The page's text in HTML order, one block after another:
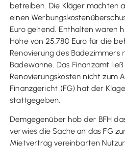
betreiben. Die Kläger machten
einen
Euro geltend. Enthalten waren
Höhe von 25.780 Euro für die
Renovierung des Badezimmers
Badewanne. Das Finanzamt
Renovierungskosten nicht zum
Finanzgericht (FG) hat der
stattgegeben.
Demgegenüber hob der BFH
verwies die Sache an das FG
Mietvertrag vereinbarten